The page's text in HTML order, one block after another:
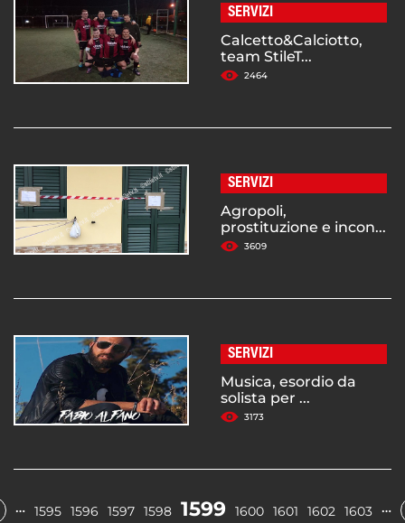
SERVIZI
Calcetto&Calciotto,
team StileT...
2464
SERVIZI
Agropoli,
prostituzione e incon...
3609
SERVIZI
Musica, esordio da
solista per ...
3173
… 1595 1596 1597 1598 1599 1600 1601 1602 1603 …